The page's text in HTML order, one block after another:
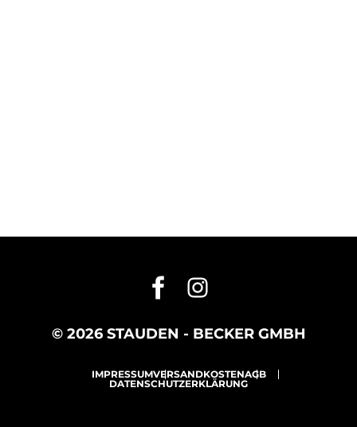
© 2026 STAUDEN - BECKER GMBH
IMPRESSUMVERSANDKOSTENAGB
DATENSCHUTZERKLÄRUNG